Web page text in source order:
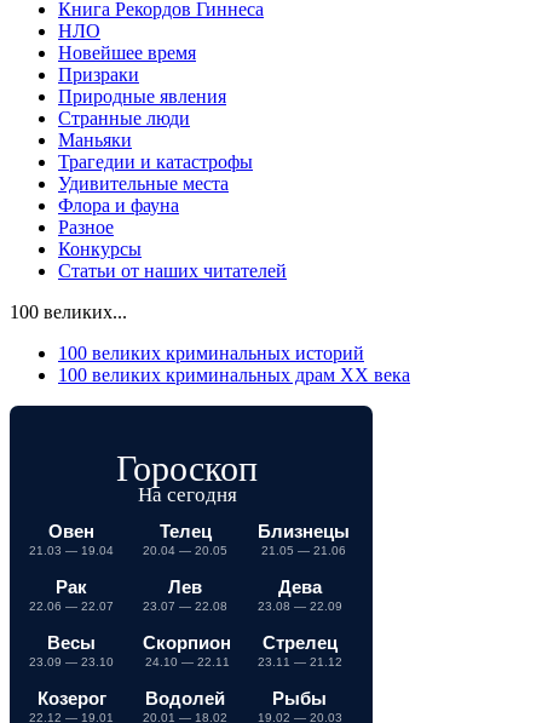
Книга Рекордов Гиннеса
НЛО
Новейшее время
Призраки
Природные явления
Странные люди
Маньяки
Трагедии и катастрофы
Удивительные места
Флора и фауна
Разное
Конкурсы
Статьи от наших читателей
100 великих...
100 великих криминальных историй
100 великих криминальных драм ХХ века
Гороскоп
На сегодня
Овен
21.03 — 19.04
Телец
20.04 — 20.05
Близнецы
21.05 — 21.06
Рак
22.06 — 22.07
Лев
23.07 — 22.08
Дева
23.08 — 22.09
Весы
23.09 — 23.10
Скорпион
24.10 — 22.11
Стрелец
23.11 — 21.12
Козерог
22.12 — 19.01
Водолей
20.01 — 18.02
Рыбы
19.02 — 20.03